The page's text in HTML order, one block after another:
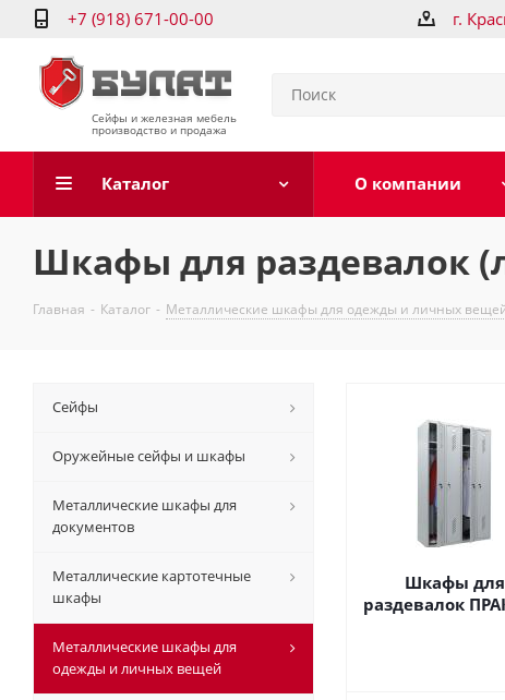
+7 (918) 671-00-00 г.
Сейфы и железная мебель
производство и продажа
Каталог О компании
Шкафы для раздевалок
Главная - Каталог - Металлические шкафы для одежды и личных
Шкафы для
раздевалок
Сейфы
Оружейные сейфы и шкафы
Металлические шкафы для
документов
Металлические картотечные
шкафы
Металлические шкафы для
одежды и личных вещей